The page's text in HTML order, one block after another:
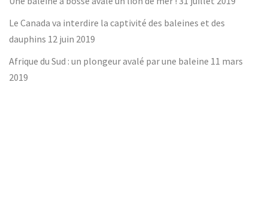
Le Canada va interdire la captivité des baleines et des
dauphins 12 juin 2019
Afrique du Sud : un plongeur avalé par une baleine 11 mars
2019